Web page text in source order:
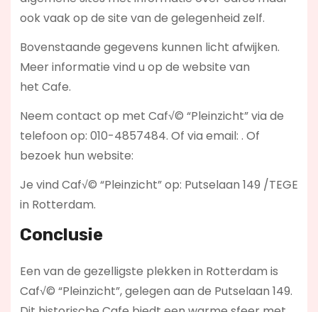
ook vaak op de site van de gelegenheid zelf.
Bovenstaande gegevens kunnen licht afwijken.
Meer informatie vind u op de website van
het Cafe.
Neem contact op met Caf√© “Pleinzicht” via de
telefoon op: 010-4857484. Of via email: . Of
bezoek hun website:
Je vind Caf√© “Pleinzicht” op: Putselaan 149 /TEGE
in Rotterdam.
Conclusie
Een van de gezelligste plekken in Rotterdam is
Caf√© “Pleinzicht”, gelegen aan de Putselaan 149.